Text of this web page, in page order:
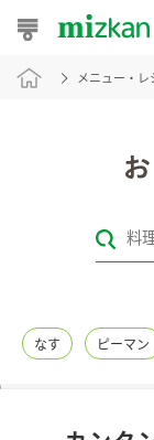
おうちレ
レシピカテゴリ
レシピ名特集
メニュー・レ
なす ピーマン